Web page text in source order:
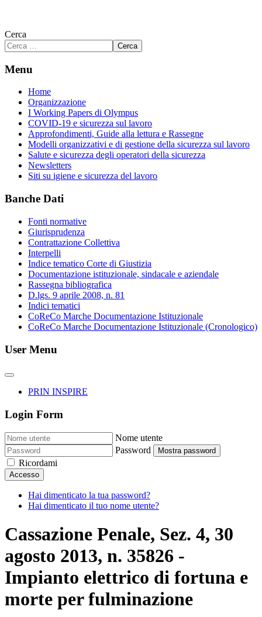
Cerca
Cerca
Menu
Home
Organizzazione
I Working Papers di Olympus
COVID-19 e sicurezza sul lavoro
Approfondimenti, Guide alla lettura e Rassegne
Modelli organizzativi e di gestione della sicurezza sul lavoro
Salute e sicurezza degli operatori della sicurezza
Newsletters
Siti su igiene e sicurezza del lavoro
Banche Dati
Fonti normative
Giurisprudenza
Contrattazione Collettiva
Interpelli
Indice tematico Corte di Giustizia
Documentazione istituzionale, sindacale e aziendale
Rassegna bibliografica
D.lgs. 9 aprile 2008, n. 81
Indici tematici
CoReCo Marche Documentazione Istituzionale
CoReCo Marche Documentazione Istituzionale (Cronologico)
User Menu
PRIN INSPIRE
Login Form
Nome utente
Password
Mostra password
Ricordami
Accesso
Hai dimenticato la tua password?
Hai dimenticato il tuo nome utente?
Cassazione Penale, Sez. 4, 30
agosto 2013, n. 35826 -
Impianto elettrico di fortuna e
morte per fulminazione